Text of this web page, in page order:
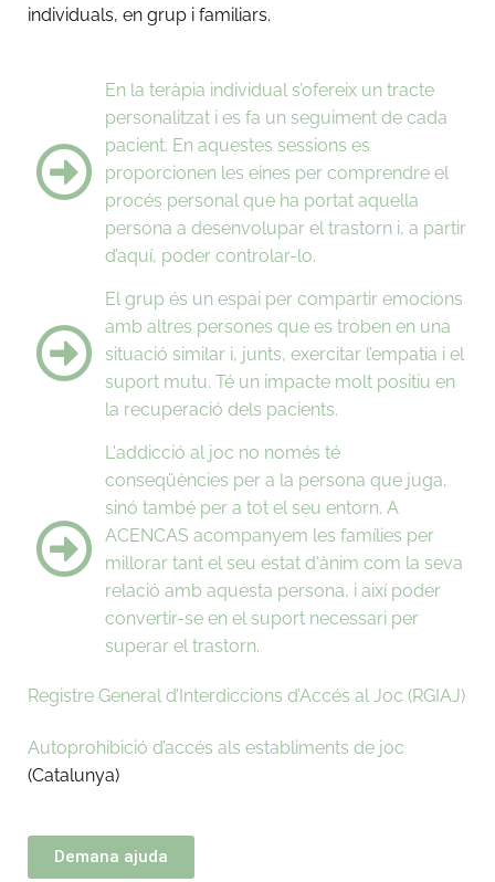
individuals, en grup i familiars.
En la teràpia individual s’ofereix un tracte
personalitzat i es fa un seguiment de cada
pacient. En aquestes sessions es
proporcionen les eines per comprendre el
procés personal que ha portat aquella
persona a desenvolupar el trastorn i, a partir
d’aquí, poder controlar-lo.
El grup és un espai per compartir emocions
amb altres persones que es troben en una
situació similar i, junts, exercitar l’empatia i el
suport mutu. Té un impacte molt positiu en
la recuperació dels pacients.
L'addicció al joc no només té
conseqüències per a la persona que juga,
sinó també per a tot el seu entorn. A
ACENCAS acompanyem les famílies per
millorar tant el seu estat d'ànim com la seva
relació amb aquesta persona, i així poder
convertir-se en el suport necessari per
superar el trastorn.
Registre General d’Interdiccions d’Accés al Joc (RGIAJ)
Autoprohibició d’accés als establiments de joc
(Catalunya)
Demana ajuda